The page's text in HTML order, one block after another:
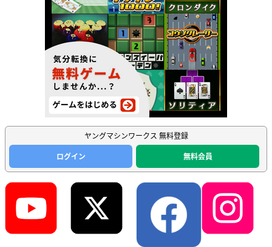
ヤングマシンワークス 無料登録
ログイン
無料会員